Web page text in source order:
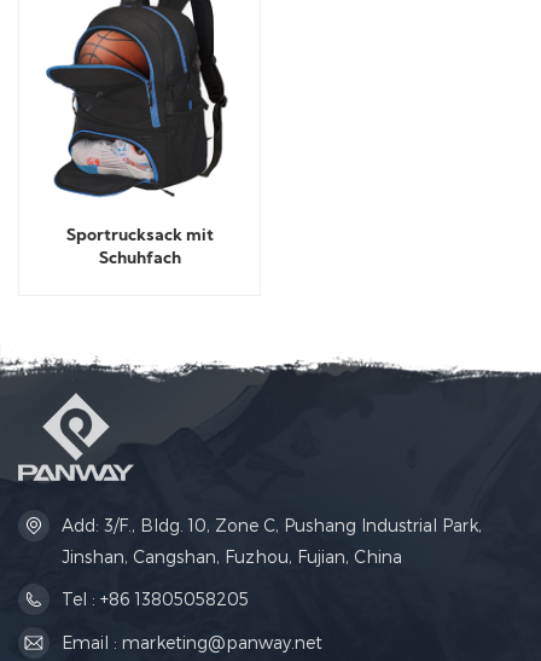
Sportrucksack mit
Schuhfach
Add: 3/F., Bldg. 10, Zone C, Pushang Industrial Park,
Jinshan, Cangshan, Fuzhou, Fujian, China
Tel : +86 13805058205
Email : marketing@panway.net